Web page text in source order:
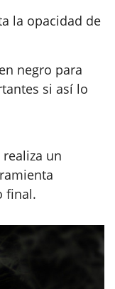
la opacidad de
negro para
si así lo
un
final.